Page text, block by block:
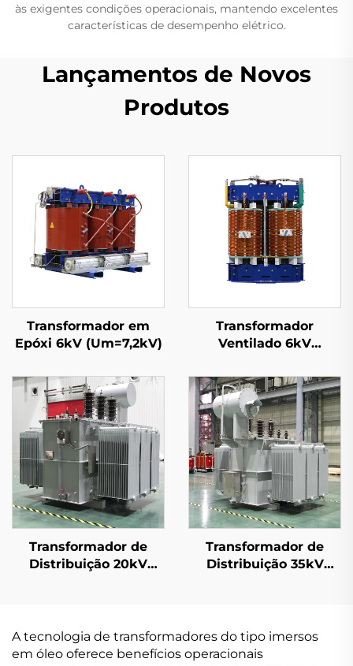
às exigentes condições operacionais, mantendo excelentes
características de desempenho elétrico.
Lançamentos de Novos
Produtos
Transformador em
Epóxi 6kV (Um=7,2kV)
Transformador
Ventilado 6kV
Transformador de
Distribuição 20kV
Transformador de
Distribuição 35kV
A tecnologia de transformadores do tipo imersos
em óleo oferece benefícios operacionais